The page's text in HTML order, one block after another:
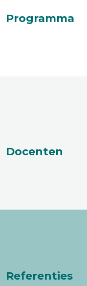
Programma
Docenten
Referenties